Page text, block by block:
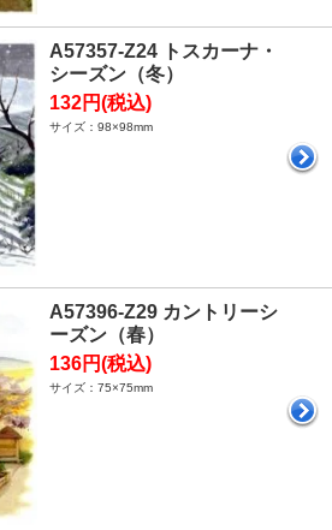
A57357-Z24 トスカーナ・
シーズン（冬）
132円(税込)
サイズ：98×98mm
A57396-Z29 カントリーシ
ーズン（春）
136円(税込)
サイズ：75×75mm